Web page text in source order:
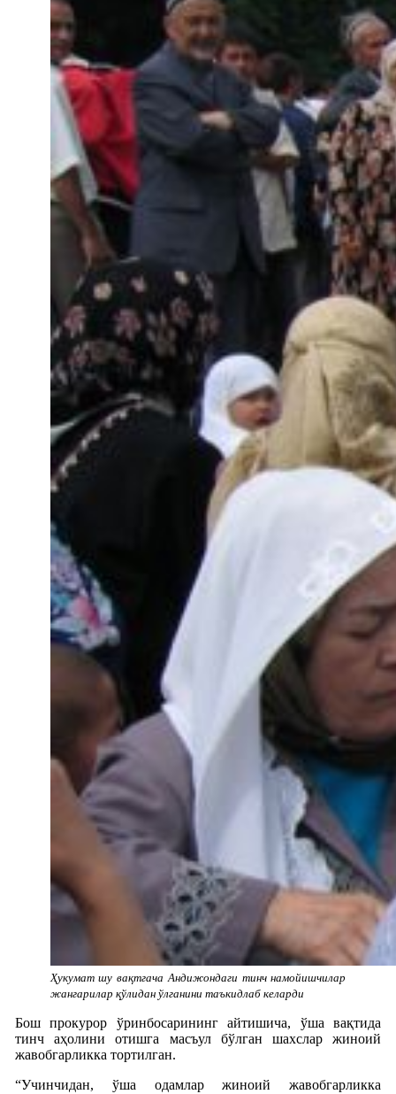
Ҳукумат шу вақтгача Андижондаги тинч намойишчилар
жангарилар қўлидан ўлганини таъкидлаб келарди
Бош прокурор ўринбосарининг айтишича, ўша вақтида
тинч аҳолини отишга масъул бўлган шахслар жиноий
жавобгарликка тортилган.
“Учинчидан, ўша одамлар жиноий жавобгарликка